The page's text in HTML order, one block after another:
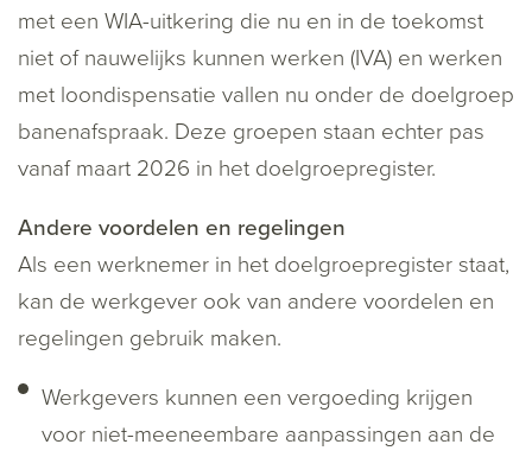
met een WIA-uitkering die nu en in de toekomst
niet of nauwelijks kunnen werken (IVA) en werken
met loondispensatie vallen nu onder de doelgroep
banenafspraak. Deze groepen staan echter pas
vanaf maart 2026 in het doelgroepregister.
Andere voordelen en regelingen
Als een werknemer in het doelgroepregister staat,
kan de werkgever ook van andere voordelen en
regelingen gebruik maken.
Werkgevers kunnen een vergoeding krijgen
voor niet-meeneembare aanpassingen aan de